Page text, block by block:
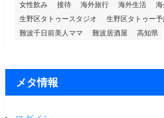
女性飲み
接待 海外旅行 海外生活
生野区タトゥースタジオ
生野区タトゥー
難波千日前美人ママ
難波居酒屋 高知県
メタ情報